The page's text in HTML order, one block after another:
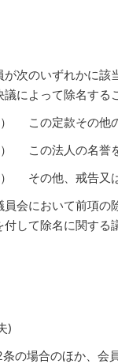
が次のいずれかに該
議によって除名する
この定款その他
この法人の名誉
その他、戒告又
員会において前項の
付して除名に関する
)
の場合のほか、会